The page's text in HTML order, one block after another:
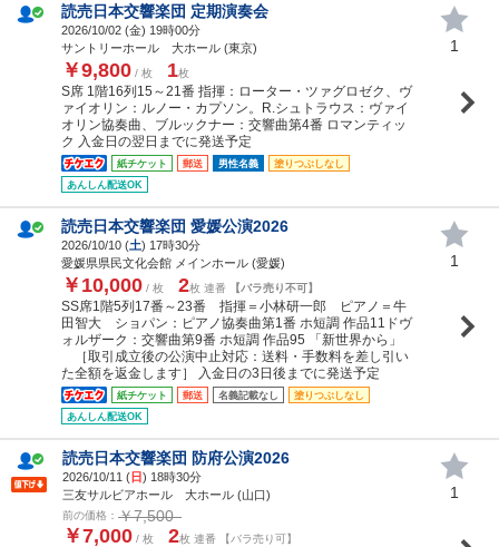
読売日本交響楽団 定期演奏会
2026/10/02 (金) 19時00分
サントリーホール 大ホール (東京)
￥9,800 / 枚 1枚
S席 1階16列15～21番 指揮：ローター・ツァグロゼク、ヴ
ァイオリン：ルノー・カプソン。R.シュトラウス：ヴァイ
オリン協奏曲、ブルックナー：交響曲第4番 ロマンティッ
ク 入金日の翌日までに発送予定
紙チケット 郵送 男性名義
塗りつぶしなし
あんしん配送OK
1
読売日本交響楽団 愛媛公演2026
2026/10/10 (土) 17時30分
愛媛県県民文化会館 メインホール (愛媛)
￥10,000 / 枚 2枚 連番 【バラ売り不可】
SS席1階5列17番～23番 指揮＝小林研一郎 ピアノ＝牛
田智大 ショパン：ピアノ協奏曲第1番 ホ短調 作品11ドヴ
ォルザーク：交響曲第9番 ホ短調 作品95 「新世界から」
［取引成立後の公演中止対応：送料・手数料を差し引い
た全額を返金します］ 入金日の3日後までに発送予定
紙チケット 郵送 名義記載なし
塗りつぶしなし
あんしん配送OK
1
読売日本交響楽団 防府公演2026
2026/10/11 (日) 18時30分
三友サルビアホール 大ホール (山口)
前の価格： ￥7,500
￥7,000 / 枚 2枚 連番 【バラ売り可】
1